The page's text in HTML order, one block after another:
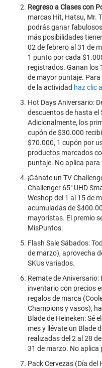
Regreso a Clases con
marcas Hit, Hatsu, Mr.
podrás ganar
más posibilidades
02 de febrero al 31 de
1 punto por cada
registrados. Ganan los
de mayor puntaje.
de la actividad haz clic
Hot Days Aniversario:
descuentos de hasta el
Adicionalmente, los
cupón de $30.000
$70.000, 1 cupón por
productos marcados
puntaje. No aplica
¡Gánate un TV
Challenger 65" UHD
Weshop del 1 al 15 de
acumuladas de
mayoristas. El premio
MisPuntos.
Flash Sale Sábados:
de marzo), aprovecha
SKUs variados.
Remate de Aniversario:
inventario con precios
regalos de marca
Champions y vasos),
Blade de Heineken: Sé
mes y llévate un Blade
realizadas del 2 al 28
31 de marzo. No
Pack Cervezas (Día del